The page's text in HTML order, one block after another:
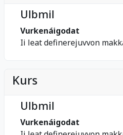
Ulbmil
Vurkenáigodat
Ii leat definerejuvvon
Kurs
Ulbmil
Vurkenáigodat